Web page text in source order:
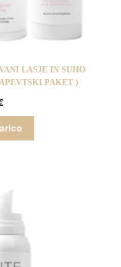
LASJE IN SUHO
PAKET )